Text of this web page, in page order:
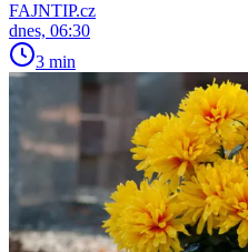
FAJNTIP.cz
dnes, 06:30
3 min